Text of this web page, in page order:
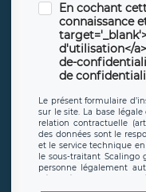
En cochant
connaissance
d'utilisation</
de-
de
Le présent formulaire
sur le site. La base
relation contractuelle
des données sont le
et le service technique
le sous-traitant Scalingo
personne légalement